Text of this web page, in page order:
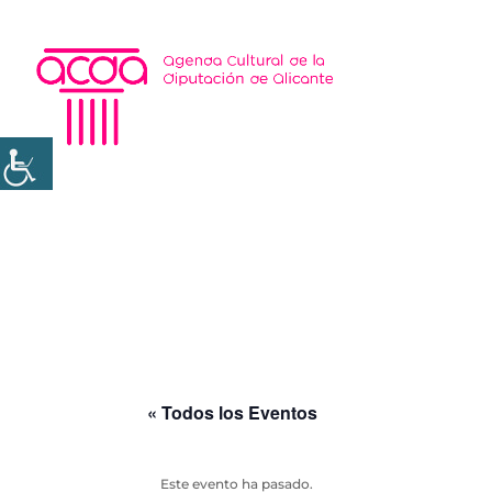
« Todos los Eventos
Este evento ha pasado.